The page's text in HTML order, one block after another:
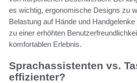
es wichtig, ergonomische Designs zu
Belastung auf Hände und
zu einer erhöhten
komfortablen Erlebnis.
Sprachassistenten vs.
effizienter?